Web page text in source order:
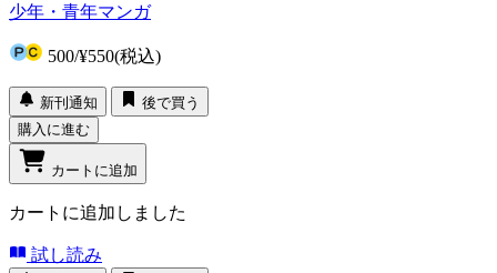
少年・青年マンガ
500/¥550(税込)
新刊通知
後で買う
購入に進む
カートに追加
カートに追加しました
試し読み